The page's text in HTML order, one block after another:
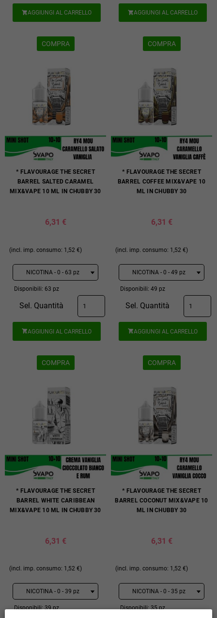
AGGIUNGI AL CARRELLO
COMPRA
AGGIUNGI AL CARRELLO
COMPRA
* FLAVOURAGE THE SECRET
BARREL SALTED CARAMEL
MIX&VAPE 10 ML IN CHUBBY 30
6,31 €
(incl. imp. consumo: 1,52 €)
Disponibili: 63 pz
Sel. Quantità
AGGIUNGI AL CARRELLO
COMPRA
* FLAVOURAGE THE SECRET
BARREL COFFEE MIX&VAPE 10
ML IN CHUBBY 30
6,31 €
(incl. imp. consumo: 1,52 €)
Disponibili: 49 pz
Sel. Quantità
AGGIUNGI AL CARRELLO
COMPRA
* FLAVOURAGE THE SECRET
BARREL WHITE CARIBBEAN
MIX&VAPE 10 ML IN CHUBBY 30
6,31 €
(incl. imp. consumo: 1,52 €)
Disponibili: 39 pz
* FLAVOURAGE THE SECRET
BARREL COCONUT MIX&VAPE 10
ML IN CHUBBY 30
6,31 €
(incl. imp. consumo: 1,52 €)
Disponibili: 35 pz